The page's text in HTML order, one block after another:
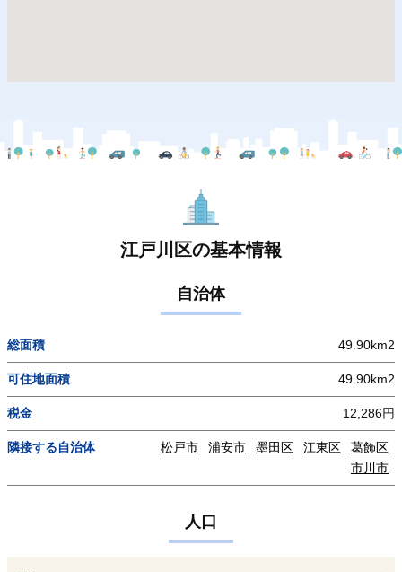
江戸川区の基本情報
自治体
総面積 49.90km2
可住地面積 49.90km2
税金 12,286円
隣接する自治体 松戸市 浦安市 墨田区 江東区
葛飾区
市川市
人口